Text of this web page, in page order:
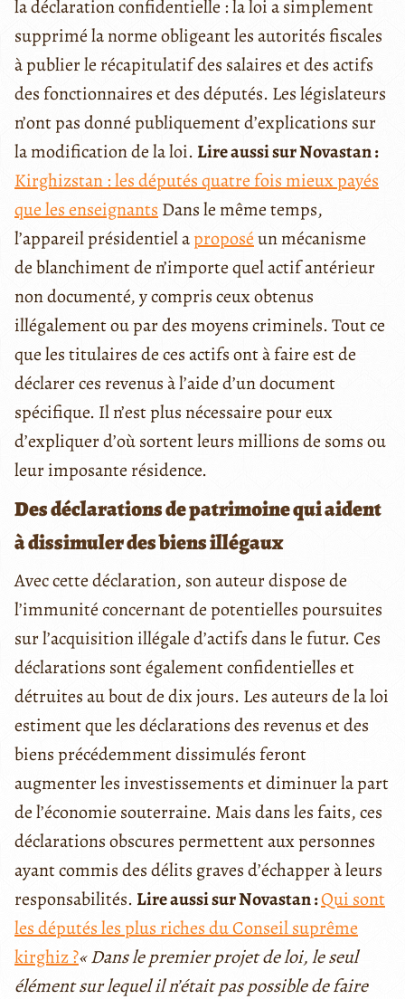
la déclaration confidentielle : la loi a simplement
supprimé la norme obligeant les autorités fiscales
à publier le récapitulatif des salaires et des actifs
des fonctionnaires et des députés. Les législateurs
n’ont pas donné publiquement d’explications sur
la modification de la loi. Lire aussi sur Novastan :
Kirghizstan : les députés quatre fois mieux payés
que les enseignants Dans le même temps,
l’appareil présidentiel aproposéun mécanisme
de blanchiment de n’importe quel actif antérieur
non documenté, y compris ceux obtenus
illégalement ou par des moyens criminels. Tout ce
que les titulaires de ces actifs ont à faire est de
déclarer ces revenus à l’aide d’un document
spécifique. Il n’est plus nécessaire pour eux
d’expliquer d’où sortent leurs millions de soms ou
leur imposante résidence.
Des déclarations de patrimoine qui aident
à dissimuler des biens illégaux
Avec cette déclaration, son auteur dispose de
l’immunité concernant de potentielles poursuites
sur l’acquisition illégale d’actifs dans le futur. Ces
déclarations sont également confidentielles et
détruites au bout de dix jours. Les auteurs de la loi
estiment que les déclarations des revenus et des
biens précédemment dissimulés feront
augmenter les investissements et diminuer la part
de l’économie souterraine. Mais dans les faits, ces
déclarations obscures permettent aux personnes
ayant commis des délits graves d’échapper à leurs
responsabilités. Lire aussi sur Novastan :Qui sont
les députés les plus riches du Conseil suprême
kirghiz ?« Dans le premier projet de loi, le seul
élément sur lequel il n’était pas possible de faire